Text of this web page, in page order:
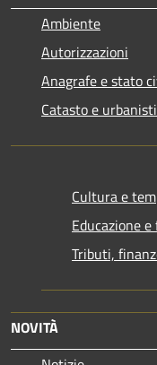
Ambiente
Autorizzazioni
Anagrafe e stato
Catasto e
Cultura e
Educazione
Tributi,
NOVITÀ